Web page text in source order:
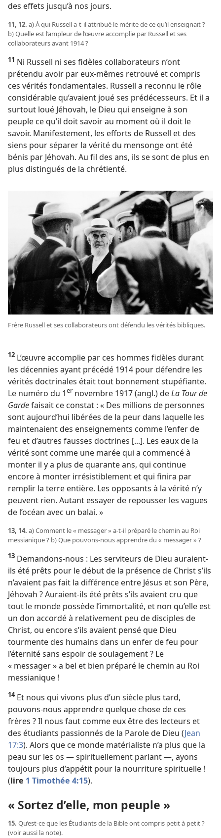
des effets jusqu’à nos jours.
11, 12. a) À qui Russell a-​t-​il attribué le mérite de ce qu’il enseignait ?
b) Quelle est l’ampleur de l’œuvre accomplie par Russell et ses
collaborateurs avant 1914 ?
11 Ni Russell ni ses fidèles collaborateurs n’ont
prétendu avoir par eux-​mêmes retrouvé et compris
ces vérités fondamentales. Russell a reconnu le rôle
considérable qu’avaient joué ses prédécesseurs. Et il a
surtout loué Jéhovah, le Dieu qui enseigne à son
peuple ce qu’il doit savoir au moment où il doit le
savoir. Manifestement, les efforts de Russell et des
siens pour séparer la vérité du mensonge ont été
bénis par Jéhovah. Au fil des ans, ils se sont de plus en
plus distingués de la chrétienté.
Frère Russell et ses collaborateurs ont défendu les vérités bibliques.
12 L’œuvre accomplie par ces hommes fidèles durant
les décennies ayant précédé 1914 pour défendre les
vérités doctrinales était tout bonnement stupéfiante.
Le numéro du 1er novembre 1917 (angl.) deLa Tour de
Gardefaisait ce constat : « Des millions de personnes
sont aujourd’hui libérées de la peur dans laquelle les
maintenaient des enseignements comme l’enfer de
feu et d’autres fausses doctrines [...]. Les eaux de la
vérité sont comme une marée qui a commencé à
monter il y a plus de quarante ans, qui continue
encore à monter irrésistiblement et qui finira par
remplir la terre entière. Les opposants à la vérité n’y
peuvent rien. Autant essayer de repousser les vagues
de l’océan avec un balai. »
13, 14. a) Comment le « messager » a-​t-​il préparé le chemin au Roi
messianique ? b) Que pouvons-​nous apprendre du « messager » ?
13 Demandons-​nous : Les serviteurs de Dieu auraient-​
ils été prêts pour le début de la présence de Christ s’ils
n’avaient pas fait la différence entre Jésus et son Père,
Jéhovah ? Auraient-​ils été prêts s’ils avaient cru que
tout le monde possède l’immortalité, et non qu’elle est
un don accordé à relativement peu de disciples de
Christ, ou encore s’ils avaient pensé que Dieu
tourmente des humains dans un enfer de feu pour
l’éternité sans espoir de soulagement ? Le
« messager » a bel et bien préparé le chemin au Roi
messianique !
14Et nous qui vivons plus d’un siècle plus tard,
pouvons-​nous apprendre quelque chose de ces
frères ? Il nous faut comme eux être des lecteurs et
des étudiants passionnés de la Parole de Dieu (Jean
17:3). Alors que ce monde matérialiste n’a plus que la
peau sur les os — spirituellement parlant —, ayons
toujours plus d’appétit pour la nourriture spirituelle !
(lire 1 Timothée 4:15).
« Sortez d’elle, mon peuple »
15. Qu’est-​ce que les Étudiants de la Bible ont compris petit à petit ?
(voir aussi la note).